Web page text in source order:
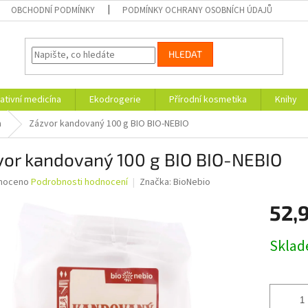
OBCHODNÍ PODMÍNKY PODMÍNKY OCHRANY OSOBNÍCH ÚDAJŮ
HLEDAT
medicína Ekodrogerie Přírodní kosmetika
Knihy
Zázvor kandovaný 100 g BIO BIO-NEBIO
kandovaný 100 g BIO BIO-NEBIO
Podrobnosti hodnocení Značka: BioNebio
cena: